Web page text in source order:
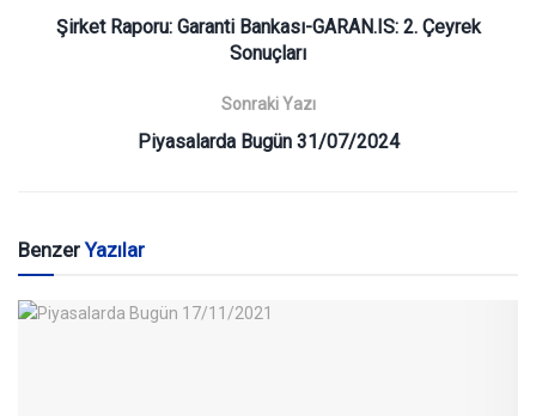
Şirket Raporu: Garanti Bankası-GARAN.IS: 2. Çeyrek
Sonuçları
Sonraki Yazı
Piyasalarda Bugün 31/07/2024
BenzerYazılar